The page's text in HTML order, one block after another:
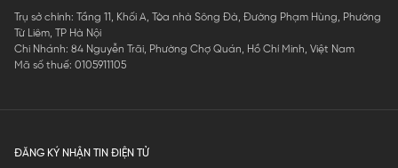
Trụ sở chính: Tầng 11, Khối A, Tòa nhà Sông Đà, Đường Phạm Hùng, Phường
Từ Liêm, TP Hà Nội
Chi Nhánh: 84 Nguyễn Trãi, Phường Chợ Quán, Hồ Chí Minh, Việt Nam
Mã số thuế: 0105911105
ĐĂNG KÝ NHẬN TIN ĐIỆN TỬ